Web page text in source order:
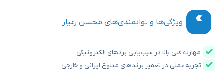
ویژگی‌ها و توانمندی‌های محسن رمیار
مهارت فنی بالا در عیب‌یابی بردهای الکترونیکی
تجربه عملی در تعمیر برندهای متنوع ایرانی و خارجی